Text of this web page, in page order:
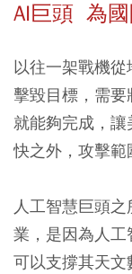
AI巨頭 為
以往一架戰機
擊毀目標，需
就能夠完成，
快之外，攻擊範
人工智慧巨頭
業，是因為人
可以支撐其天